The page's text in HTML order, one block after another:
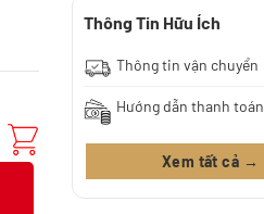
Thông Tin Hữu Ích
Thông tin vận chuyển
Hướng dẫn thanh toán
Xem tất cả →